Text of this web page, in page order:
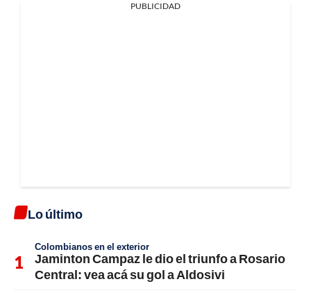
PUBLICIDAD
Lo último
Colombianos en el exterior
Jaminton Campaz le dio el triunfo a Rosario
Central: vea acá su gol a Aldosivi